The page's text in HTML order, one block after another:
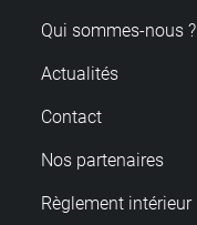
Qui sommes-nous ?
Actualités
Contact
Nos partenaires
Règlement intérieur